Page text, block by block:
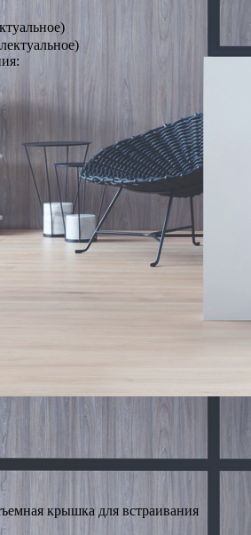
крышка для встраивания